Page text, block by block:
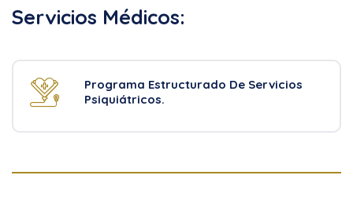
Servicios Médicos:
Programa Estructurado De Servicios
Psiquiátricos.